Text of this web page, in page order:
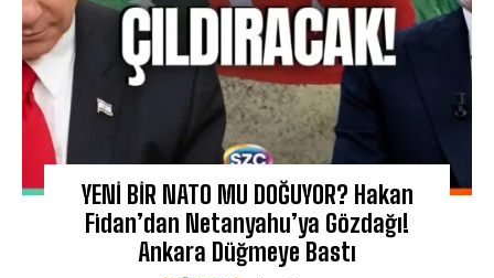
YENİ BİR NATO MU DOĞUYOR? Hakan
Fidan’dan Netanyahu’ya Gözdağı!
Ankara Düğmeye Bastı